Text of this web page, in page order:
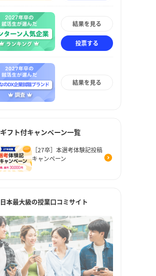
結果を見る
投票する
結果を見る
ギフト付キャンペーン一覧
［27卒］本選考体験記投稿
キャンペーン
日本最大級の授業口コミサイト